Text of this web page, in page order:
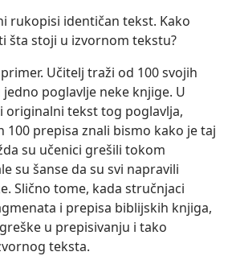
rukopisi identičan tekst. Kako
šta stoji u izvornom tekstu?
Učitelj traži od 100 svojih
poglavlje neke knjige. U
originalni tekst tog poglavlja,
100 prepisa znali bismo kako je taj
su učenici grešili tokom
su šanse da su svi napravili
Slično tome, kada stručnjaci
i prepisa biblijskih knjiga,
u prepisivanju i tako
teksta.